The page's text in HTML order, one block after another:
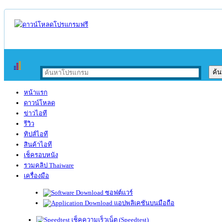
หน้าแรก
ดาวน์โหลด
ข่าวไอที
รีวิว
ทิปส์ไอที
สินค้าไอที
เช็ครอบหนัง
รวมคลิป Thaiware
เครื่องมือ
ซอฟต์แวร์
แอปพลิเคชันบนมือถือ
เช็คความเร็วเน็ต (Speedtest)